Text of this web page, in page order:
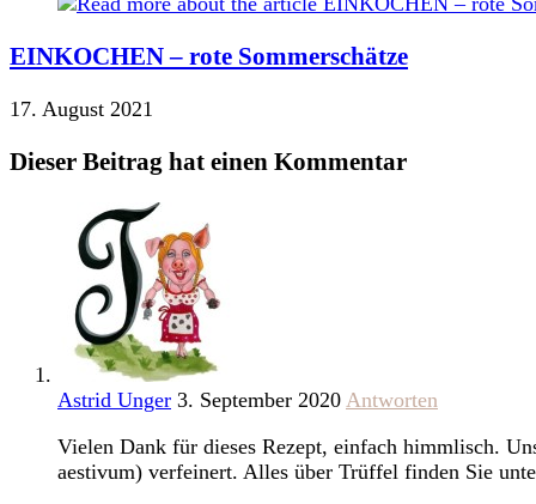
EINKOCHEN – rote Sommerschätze
17. August 2021
Dieser Beitrag hat einen Kommentar
Astrid Unger 3. September 2020 Antworten
Vielen Dank für dieses Rezept, einfach himmlisch.
aestivum) verfeinert. Alles über Trüffel finden Sie